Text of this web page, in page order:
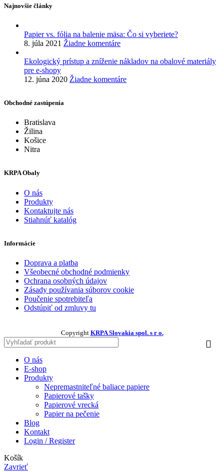
Najnovšie články
Papier vs. fólia na balenie mäsa: Čo si vyberiete?
8. júla 2021 Žiadne komentáre
Ekologický prístup a zníženie nákladov na obalové materiály
pre e-shopy
12. júna 2020 Žiadne komentáre
Obchodné zastúpenia
Bratislava
Žilina
Košice
Nitra
KRPA Obaly
O nás
Produkty
Kontaktujte nás
Stiahnúť katalóg
Informácie
Doprava a platba
Všeobecné obchodné podmienky
Ochrana osobných údajov
Zásady používania súborov cookie
Poučenie spotrebiteľa
Odstúpiť od zmluvy tu
Copyright KRPA Slovakia spol. s r o.
O nás
E-shop
Produkty
Nepremastniteľné baliace papiere
Papierové tašky
Papierové vrecká
Papier na pečenie
Blog
Kontakt
Login / Register
Košík
Zavrieť